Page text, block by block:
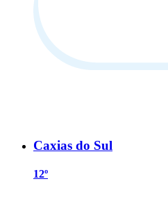
Caxias do Sul
12º